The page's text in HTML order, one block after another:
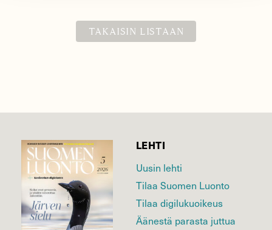
TAKAISIN LISTAAN
LEHTI
Uusin lehti
Tilaa Suomen Luonto
Tilaa digilukuoikeus
Äänestä parasta juttua